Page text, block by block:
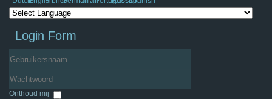
Login Form
Wachtwoord
Onthoud mij